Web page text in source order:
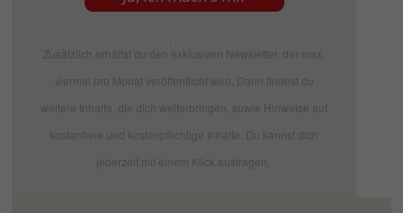
Zusätzlich erhältst du den exklusiven Newsletter, der max.
viermal pro Monat veröffentlicht wird. Darin findest du
weitere Inhalte, die dich weiterbringen, sowie Hinweise auf
kostenfreie und kostenpflichtige Inhalte. Du kannst dich
jederzeit mit einem Klick austragen.